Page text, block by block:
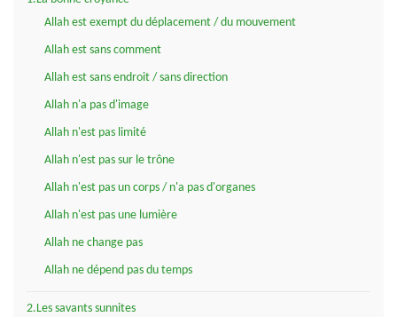
Allah est exempt du déplacement / du mouvement
Allah est sans comment
Allah est sans endroit / sans direction
Allah n'a pas d'image
Allah n'est pas limité
Allah n'est pas sur le trône
Allah n'est pas un corps / n'a pas d'organes
Allah n'est pas une lumière
Allah ne change pas
Allah ne dépend pas du temps
2.Les savants sunnites